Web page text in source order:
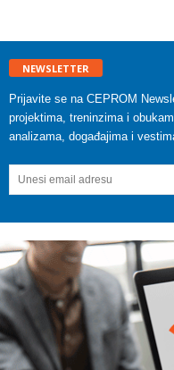
NEWSLETTER
Prijavite se na CEPROM
projektima, treninzima i
analizama, događajima i